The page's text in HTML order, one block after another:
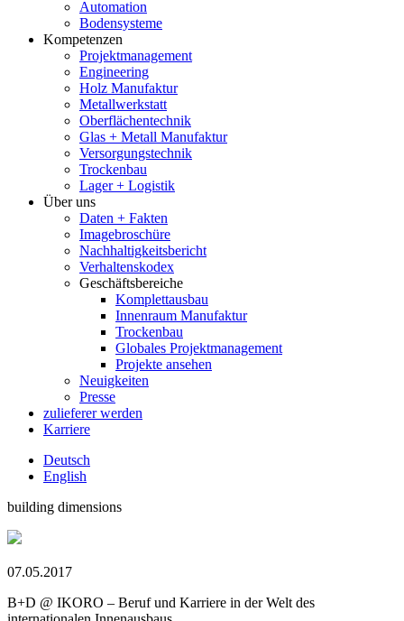
Automation
Bodensysteme
Kompetenzen
Projektmanagement
Engineering
Holz Manufaktur
Metallwerkstatt
Oberflächentechnik
Glas + Metall Manufaktur
Versorgungstechnik
Trockenbau
Lager + Logistik
Über uns
Daten + Fakten
Imagebroschüre
Nachhaltigkeitsbericht
Verhaltenskodex
Geschäftsbereiche
Komplettausbau
Innenraum Manufaktur
Trockenbau
Globales Projektmanagement
Projekte ansehen
Neuigkeiten
Presse
zulieferer werden
Karriere
Deutsch
English
building dimensions
07.05.2017
B+D @ IKORO – Beruf und Karriere in der Welt des